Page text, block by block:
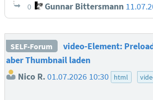
0 Gunnar Bittersmann
SELF-Forum
video-Element:
aber Thumbnail laden
Nico R. 01.07.2026 10:30 html